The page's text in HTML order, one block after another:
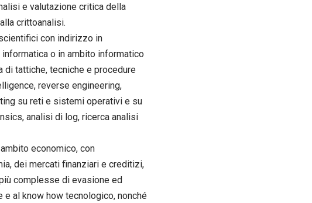
e valutazione critica della
crittoanalisi.
con indirizzo in
o in ambito informatico
tattiche, tecniche e procedure
reverse engineering,
su reti e sistemi operativi e su
analisi di log, ricerca analisi
economico, con
dei mercati finanziari e creditizi,
complesse di evasione ed
al know how tecnologico, nonché